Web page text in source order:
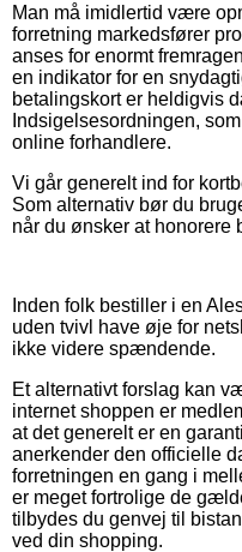
Man må imidlertid være
forretning markedsfører
anses for enormt
en indikator for en
betalingskort er heldigvis
Indsigelsesordningen,
online forhandlere.
Vi går generelt ind for
Som alternativ bør du
når du ønsker at honorere
Inden folk bestiller i en
uden tvivl have øje for
ikke videre spændende.
Et alternativt forslag kan
internet shoppen er
at det generelt er en
anerkender den officielle
forretningen en gang i
er meget fortrolige de
tilbydes du genvej til
ved din shopping.